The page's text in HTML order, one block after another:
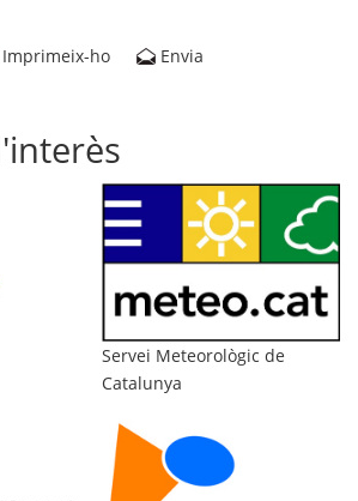
Imprimeix-ho Envia
Servei Meteorològic de
Catalunya